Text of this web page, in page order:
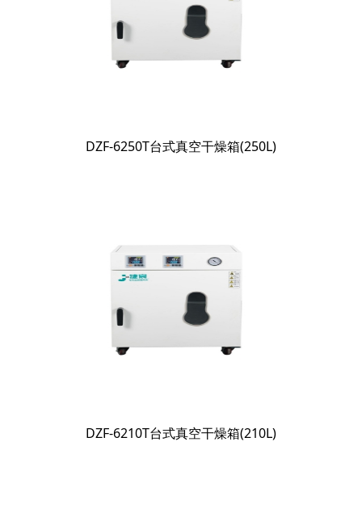
DZF-6250T台式真空干燥箱(250L)
DZF-6210T台式真空干燥箱(210L)